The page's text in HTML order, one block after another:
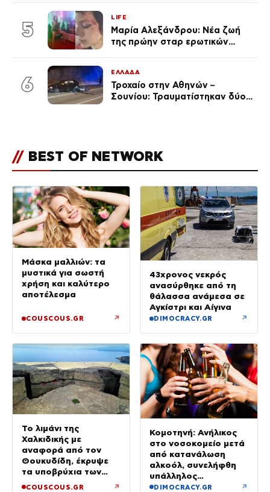
5
LIFE
Μαρία Αλεξάνδρου: Νέα ζωή
της πρώην σταρ ερωτικών
(Φωτογραφίες)
6
ΕΛΛΑΔΑ
Τροχαίο στην Αθηνών –
Σουνίου: Τραυματίστηκαν δύο
// BEST OF NETWORK
Μάσκα μαλλιών: τα
μυστικά για σωστή
χρήση και καλύτερο
αποτέλεσμα
COUSCOUS.GR ↗
43χρονος νεκρός
ανασύρθηκε από τη
θάλασσα ανάμεσα σε
Αγκίστρι και Αίγινα
DIMOCRACY.GR ↗
Το λιμάνι της
Χαλκιδικής με
αναφορά από τον
Θουκυδίδη, έκρυψε
τα υποβρύχια των
COUSCOUS.GR ↗
Κομοτηνή: Ανήλικος
στο νοσοκομείο μετά
από κατανάλωση
αλκοόλ, συνελήφθη
υπάλληλος
καταστήματος
DIMOCRACY.GR ↗